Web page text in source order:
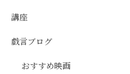
講座
戯言ブログ
おすすめ映画